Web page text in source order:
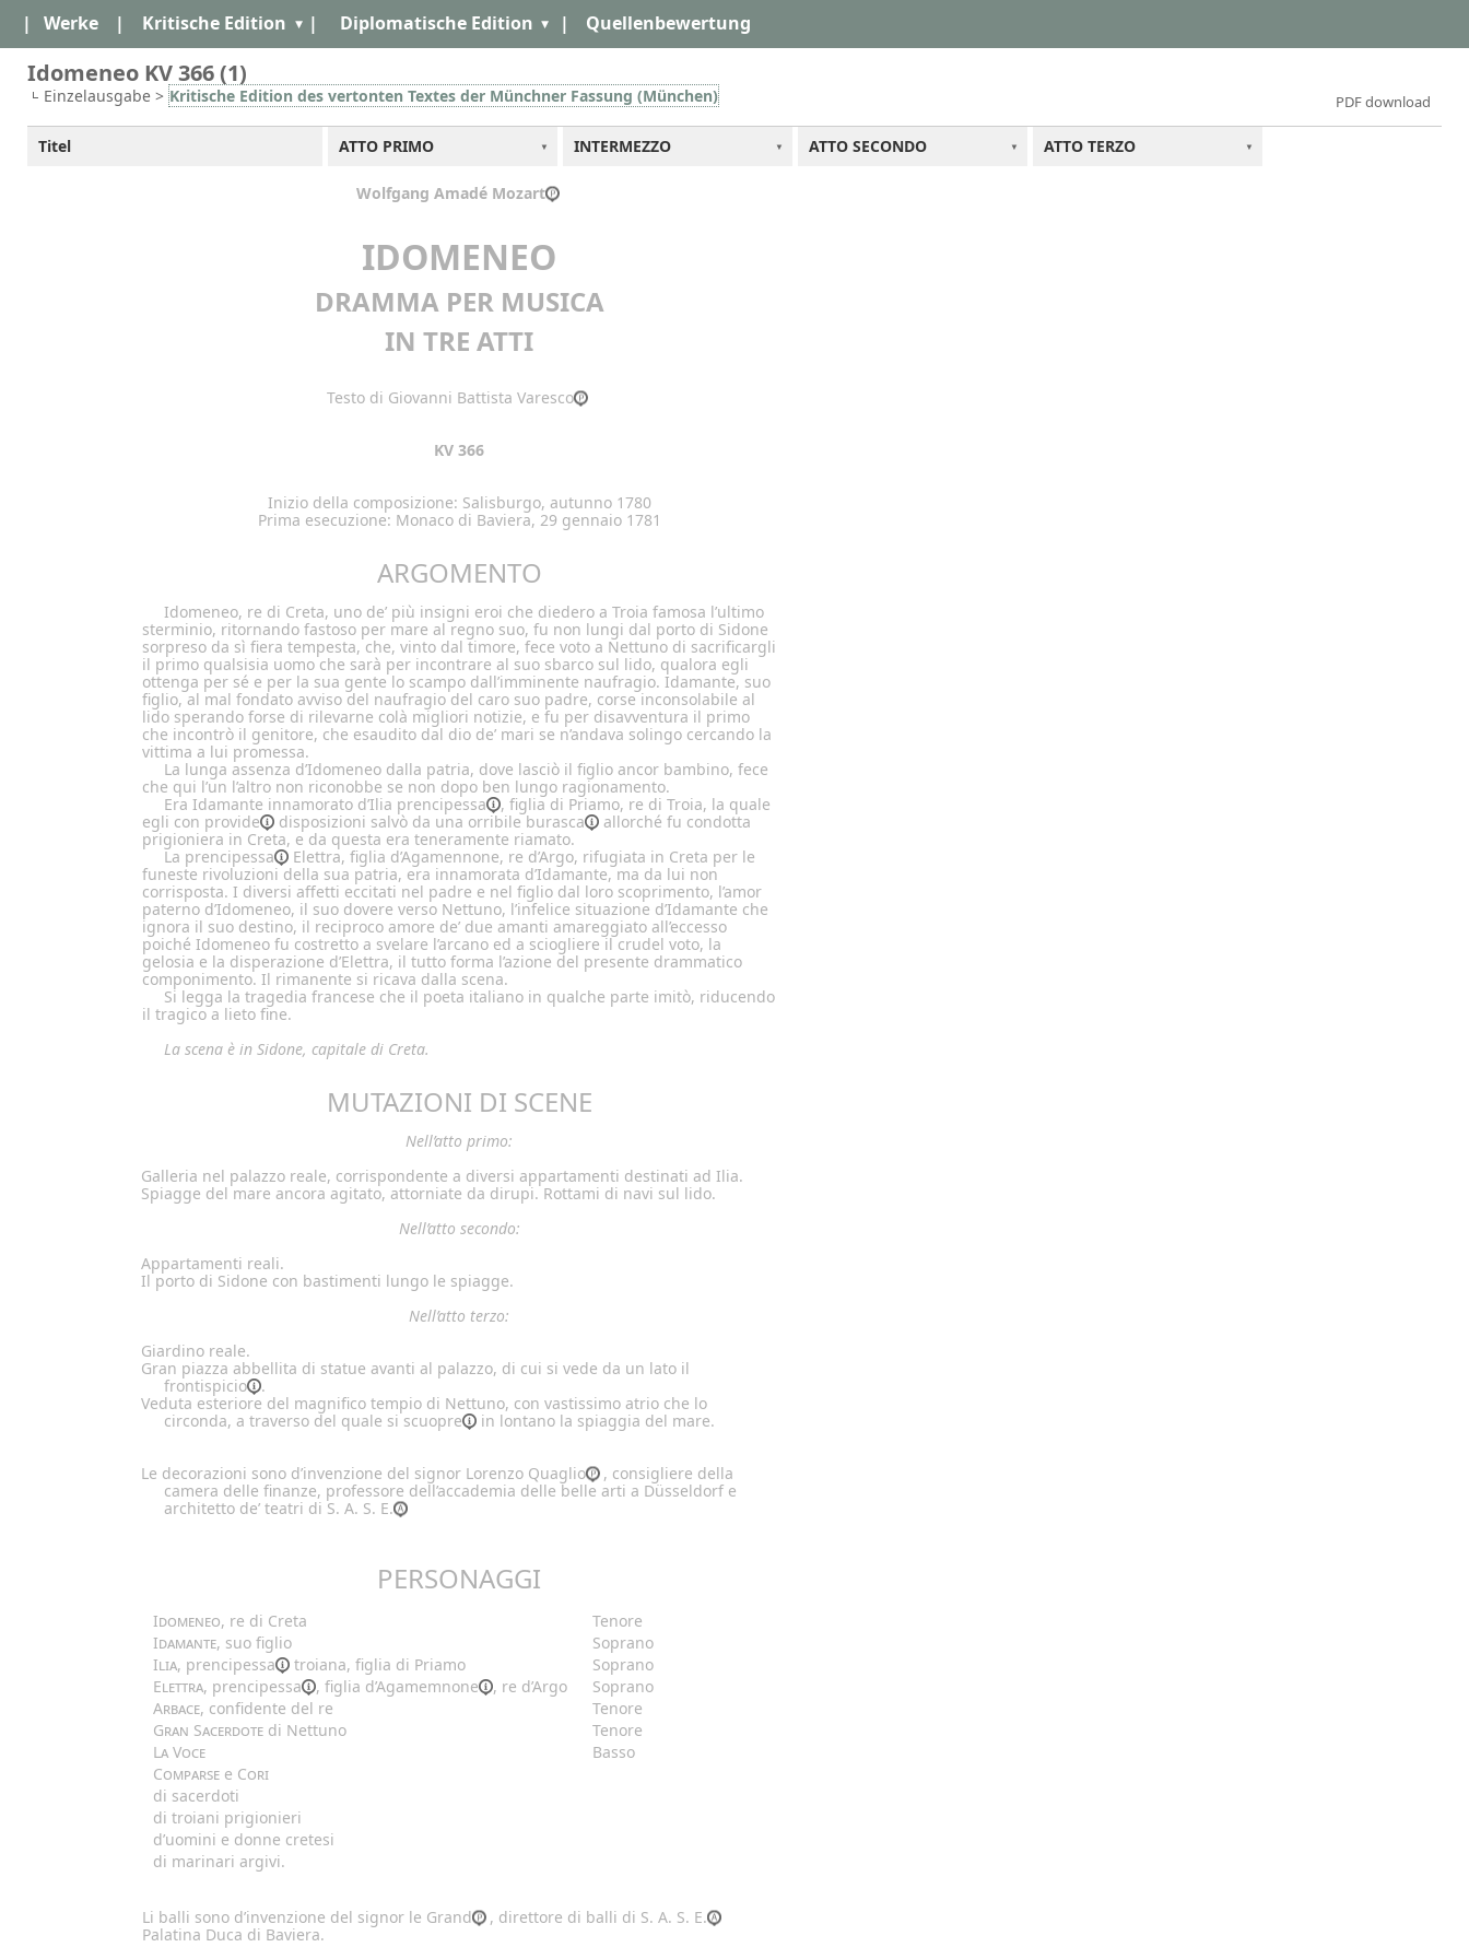
| Werke | Kritische Edition | Diplomatische Edition | Quellenbewertung
Idomeneo KV 366 (1)
Einzelausgabe > Kritische Edition des vertonten Textes der Münchner Fassung (München) PDF download
Titel ATTO PRIMO INTERMEZZO ATTO SECONDO ATTO TERZO
Wolfgang Amadé Mozart
IDOMENEO
DRAMMA PER MUSICA
IN TRE ATTI
Testo di Giovanni Battista Varesco
KV 366
Inizio della composizione: Salisburgo, autunno 1780
Prima esecuzione: Monaco di Baviera, 29 gennaio 1781
ARGOMENTO
Idomeneo, re di Creta, uno de’ più insigni eroi che diedero a Troia famosa l’ultimo
sterminio, ritornando fastoso per mare al regno suo, fu non lungi dal porto di Sidone
sorpreso da sì fiera tempesta, che, vinto dal timore, fece voto a Nettuno di sacrificargli
il primo qualsisia uomo che sarà per incontrare al suo sbarco sul lido, qualora egli
ottenga per sé e per la sua gente lo scampo dall’imminente naufragio. Idamante, suo
figlio, al mal fondato avviso del naufragio del caro suo padre, corse inconsolabile al
lido sperando forse di rilevarne colà migliori notizie, e fu per disavventura il primo
che incontrò il genitore, che esaudito dal dio de’ mari se n’andava solingo cercando la
vittima a lui promessa.
La lunga assenza d’Idomeneo dalla patria, dove lasciò il figlio ancor bambino, fece
che qui l’un l’altro non riconobbe se non dopo ben lungo ragionamento.
Era Idamante innamorato d’Ilia prencipessa
, figlia di Priamo, re di Troia, la quale
egli con provide disposizioni salvò da una orribileburasca
allorché fu condotta
prigioniera in Creta, e da questa era teneramente riamato.
La prencipessa
Elettra, figlia d’Agamennone, re d’Argo, rifugiata in Creta per le
funeste rivoluzioni della sua patria, era innamorata d’Idamante, ma da lui non
corrisposta. I diversi affetti eccitati nel padre e nel figlio dal loro scoprimento, l’amor
paterno d’Idomeneo, il suo dovere verso Nettuno, l’infelice situazione d’Idamante che
ignora il suo destino, il reciproco amore de’ due amanti amareggiato all’eccesso
poiché Idomeneo fu costretto a svelare l’arcano ed a sciogliere il crudel voto, la
gelosia e la disperazione d’Elettra, il tutto forma l’azione del presente drammatico
componimento. Il rimanente si ricava dalla scena.
Si legga la tragedia francese che il poeta italiano in qualche parte imitò, riducendo
il tragico a lieto fine.
La scena è in Sidone, capitale di Creta.
MUTAZIONI DI SCENE
Nell’atto primo:
Galleria nel palazzo reale, corrispondente a diversi appartamenti destinati ad Ilia.
Spiagge del mare ancora agitato, attorniate da dirupi. Rottami di navi sul lido.
Nell’atto secondo:
Appartamenti reali.
Il porto di Sidone con bastimenti lungo le spiagge.
Nell’atto terzo:
Giardino reale.
Gran piazza abbellita di statue avanti al palazzo, di cui si vede da un lato il
frontispicio
.
Veduta esteriore del magnifico tempio di Nettuno, con vastissimo atrio che lo
circonda, a traverso del quale siscuopre in lontano la spiaggia del mare.
Le decorazioni sono d’invenzione del signor Lorenzo Quaglio
, consigliere della
camera delle finanze, professore dell’accademia delle belle arti a Düsseldorf e
architetto de’ teatri di S. A. S. E.
PERSONAGGI
Idomeneo, re di Creta
Tenore
Idamante, suo figlio
Soprano
Ilia, prencipessa troiana, figlia di Priamo
Soprano
Elettra, prencipessa , figlia d’Agamemnone , re d’Argo
Soprano
Arbace, confidente del re
Tenore
Gran Sacerdote di Nettuno
Tenore
La Voce
Basso
Comparse e Cori
di sacerdoti
di troiani prigionieri
d’uomini e donne cretesi
di marinari argivi.
Li balli sono d’invenzione del signor le Grand
, direttore di balli di S. A. S. E.
Palatina Duca di Baviera.